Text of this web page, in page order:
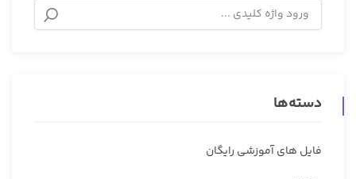
دسته‌ها
فایل های آموزشی رایگان